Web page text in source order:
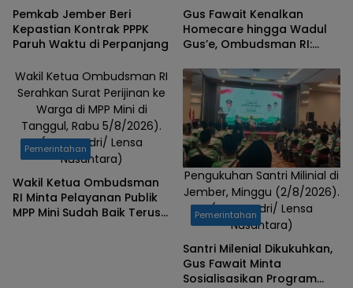
Pemkab Jember Beri
Kepastian Kontrak PPPK
Paruh Waktu di Perpanjang
Gus Fawait Kenalkan
Homecare hingga Wadul
Gus’e, Ombudsman RI:
Layanan Kualitas
Wakil Ketua Ombudsman RI
Serahkan Surat Perijinan ke
Warga di MPP Mini di
Tanggul, Rabu 5/8/2026).
(Foto: Badri/ Lensa
Nusantara)
Pemerintahan
Wakil Ketua Ombudsman
RI Minta Pelayanan Publik
MPP Mini Sudah Baik Terus
Pengukuhan Santri Milinial di
Jember, Minggu (2/8/2026).
(Foto: Badri/ Lensa
Nusantara)
Pemerintahan
Santri Milenial Dikukuhkan,
Gus Fawait Minta
Sosialisasikan Program